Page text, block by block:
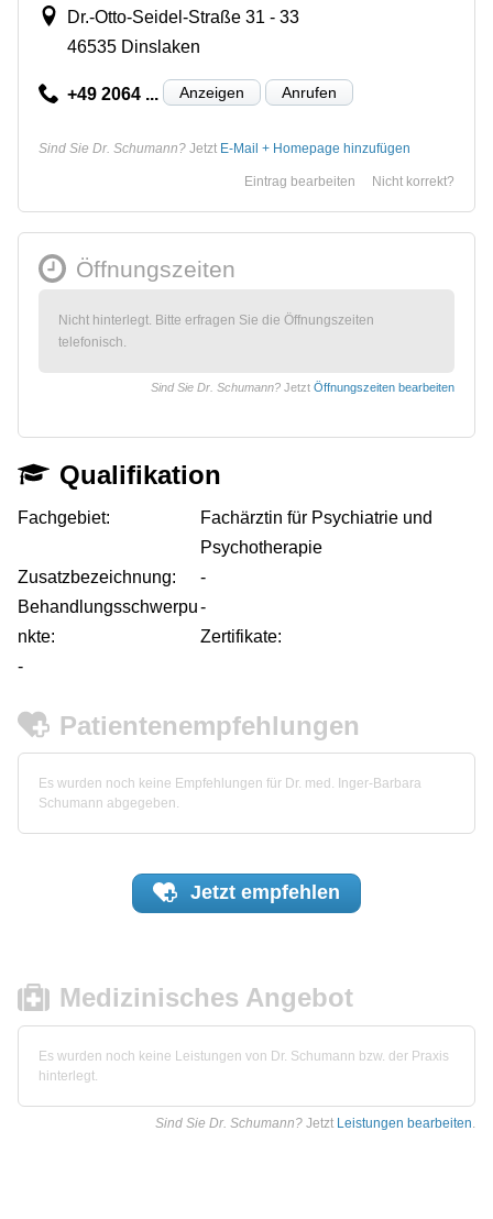
Dr.-Otto-Seidel-Straße 31 - 33
46535 Dinslaken
+49 2064 ... Anzeigen Anrufen
Sind Sie Dr. Schumann? Jetzt E-Mail + Homepage hinzufügen
Nicht korrekt?
Eintrag bearbeiten
Öffnungszeiten
Nicht hinterlegt. Bitte erfragen Sie die Öffnungszeiten
telefonisch.
Sind Sie Dr. Schumann? Jetzt Öffnungszeiten bearbeiten
Qualifikation
Fachgebiet:
Fachärztin für Psychiatrie und
Psychotherapie
Zusatzbezeichnung:
-
Behandlungsschwerpu
nkte:
-
Zertifikate:
-
Patientenempfehlungen
Es wurden noch keine Empfehlungen für Dr. med. Inger-Barbara
Schumann abgegeben.
Jetzt empfehlen
Medizinisches Angebot
Es wurden noch keine Leistungen von Dr. Schumann bzw. der Praxis
hinterlegt.
Sind Sie Dr. Schumann? Jetzt Leistungen bearbeiten.